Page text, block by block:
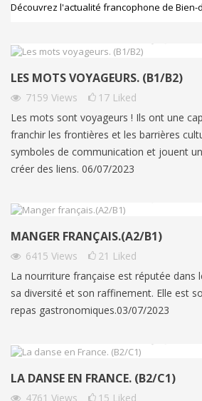
Découvrez l'actualité francophone de Bien-
LES MOTS VOYAGEURS. (B1/B2)
7159 Views 17 Liked
Les mots sont voyageurs ! Ils ont une
franchir les frontières et les barrières
symboles de communication et jouent
créer des liens. 06/07/2023
MANGER FRANÇAIS.(A2/B1)
6415 Views 21 Liked
La nourriture française est réputée dans
sa diversité et son raffinement. Elle est
repas gastronomiques.03/07/2023
LA DANSE EN FRANCE. (B2/C1)
4761 Views 15 Liked